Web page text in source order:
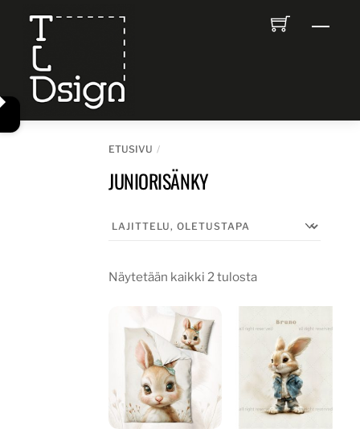
content
ETUSIVU
JUNIORISÄNKY
Näytetään kaikki 2 tulosta